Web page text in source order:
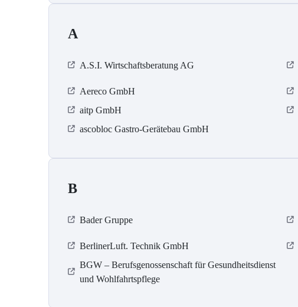
A
A.S.I. Wirtschaftsberatung AG
Aereco GmbH
aitp GmbH
ascobloc Gastro-Gerätebau GmbH
B
Bader Gruppe
BerlinerLuft. Technik GmbH
BGW – Berufsgenossenschaft für Gesundheitsdienst
und Wohlfahrtspflege